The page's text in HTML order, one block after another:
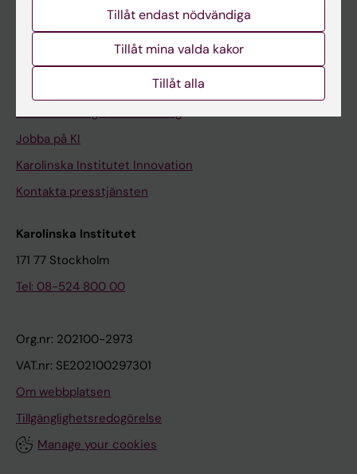
Medarbetarportalen
Kontakta och besök KI
Stöd forskning och utbildning
Jobba på KI
Karolinska Institutet Innovation
Kontakta presstjänsten
Karolinska Institutet
171 77 Stockholm
Tel: 08-524 800 00
Org.nr: 202100-2973
VAT.nr: SE202100297301
Om webbplatsen
Tillgänglighetsredogörelse
Manage your cookies
Tillåt endast nödvändiga
Tillåt mina valda kakor
Tillåt alla